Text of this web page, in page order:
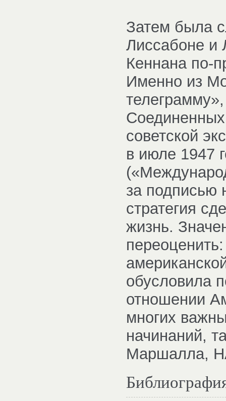
Затем была
Лиссабоне и
Кеннана по-
Именно из
советской
в июле 1947
за подписью
стратегия
жизнь.
обусловила
отношении
многих
начинаний,
Маршалла,